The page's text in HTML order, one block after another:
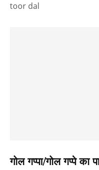
toor dal
गोल गप्पा/गोल गप्पे का